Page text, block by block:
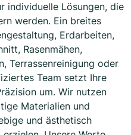
individuelle Lösungen, die
werden. Ein breites
Erdarbeiten,
Rasenmähen,
Terrassenreinigung oder
Team setzt Ihre
um. Wir nutzen
Materialien und
und ästhetisch